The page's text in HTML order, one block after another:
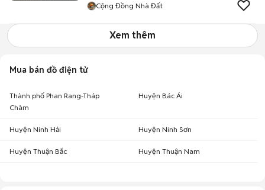
Cộng Đồng Nhà Đất
Xem thêm
Mua bán đồ điện tử
Thành phố Phan Rang-Tháp
Chàm
Huyện Bác Ái
Huyện Ninh Hải Huyện Ninh Sơn
Huyện Thuận Bắc Huyện Thuận Nam